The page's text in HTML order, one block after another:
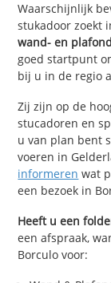
Waarschijnlijk
stukadoor zoekt
wand- en
goed startpunt
bij u in de regio
Zij zijn op de
stucadoren en
u van plan bent
voeren in
informeren wat
een bezoek in
Heeft u een
een afspraak,
Borculo voor: